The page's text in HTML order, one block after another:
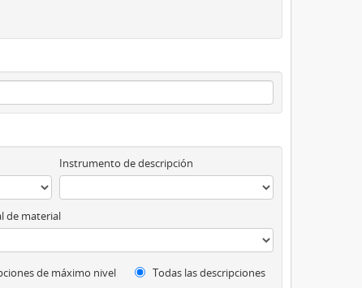
Instrumento de descripción
de material
de máximo nivel Todas las descripciones